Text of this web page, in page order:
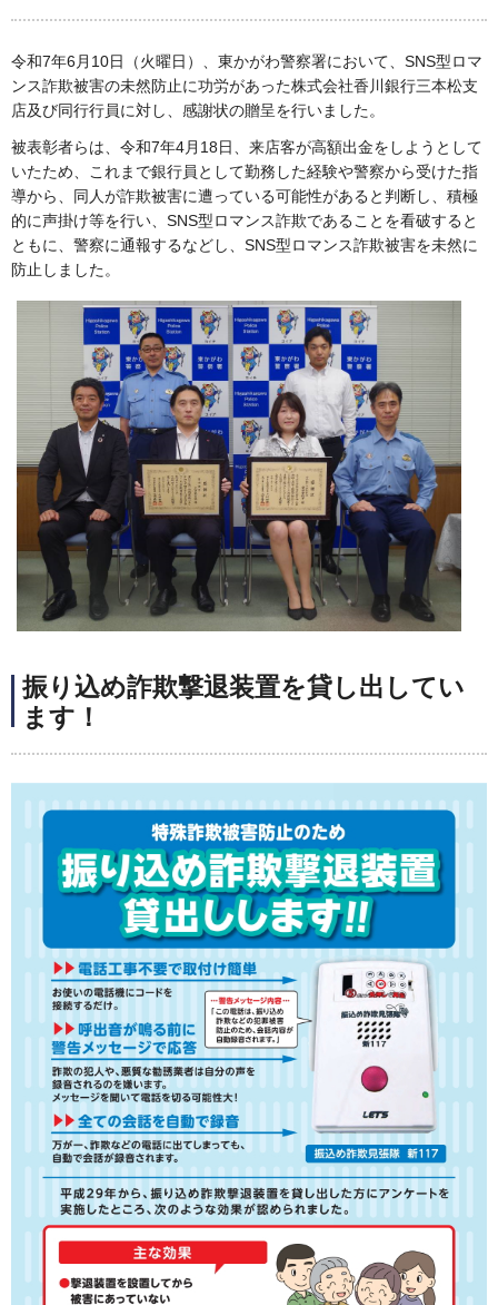
令和7年6月10日（火曜日）、東かがわ警察署において、SNS型ロマ
ンス詐欺被害の未然防止に功労があった株式会社香川銀行三本松支
店及び同行行員に対し、感謝状の贈呈を行いました。
被表彰者らは、令和7年4月18日、来店客が高額出金をしようとして
いたため、これまで銀行員として勤務した経験や警察から受けた指
導から、同人が詐欺被害に遭っている可能性があると判断し、積極
的に声掛け等を行い、SNS型ロマンス詐欺であることを看破すると
ともに、警察に通報するなどし、SNS型ロマンス詐欺被害を未然に
防止しました。
振り込め詐欺撃退装置を貸し出してい
ます！